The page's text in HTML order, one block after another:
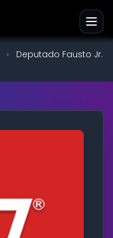
›
Deputado Fausto Jr.